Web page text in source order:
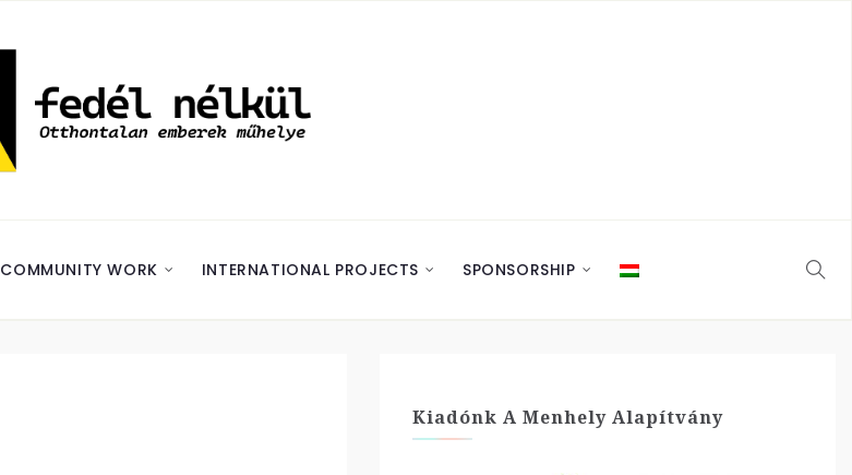
COMMUNITY WORK INTERNATIONAL PROJECTS SPONSORSHIP
Kiadónk A Menhely Alapítvány